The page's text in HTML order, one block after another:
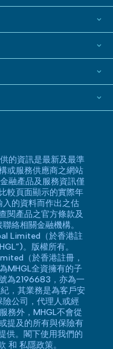
的資訊是最新及最準
或服務供應商之網站
融產品及服務資訊僅
較頁面顯示的實際年
的資料而作出之估
閱產品之官方條款及
絡相關金融機構。
Limited（於香港註
。版權所有。
（於香港註冊，
MHGL全資擁有的子
為2196683，亦為一
，其業務是為客戶安
公司，代理人或經
務外，MHGL不會從
提及的所有與保險有
供。閣下使用我們的
和 私隱政策。